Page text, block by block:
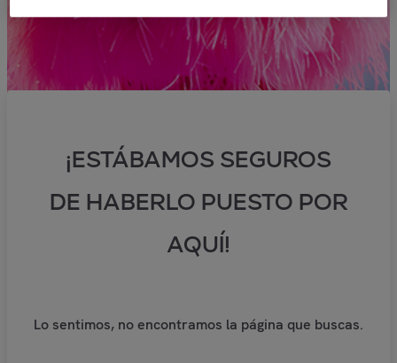
¡ESTÁBAMOS SEGUROS
DE HABERLO PUESTO POR
AQUÍ!
Lo sentimos, no encontramos la página que buscas.